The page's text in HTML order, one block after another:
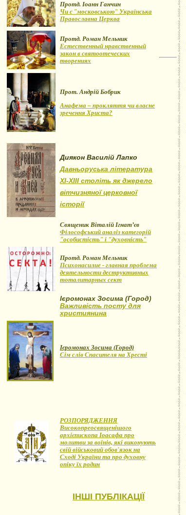
Протд. Іоанн Ганчин
Чи є "московською" Українська
Православна Церква
Протд. Роман Мельник
Естественный нравственный
закон в святоотеческих
творениях
Прот. Андрій Бобрик
Анафема – прокляття чи власне
зречення Христа?
Диякон Василій Лапко
Давньоруська література
XI-XIII століть як джерело
вітчизняної церковної
історії
Священик Віталій Ігнат’єв
Філософський аналіз категорій
"особистість" і "духовність"
Протд. Роман Мельник
Психонасилие - главная проблема
деятельности деструктивных
тоталитарных сект
Ієромонах Зосима (Город)
Важливість посту для
християнина
Ієромонах Зосима (Город)
Сім слів Спасителя на Хресті
РОЗПОРЯДЖЕННЯ
Високопреосвященішого
архієпископа Іоасафа про
молитви за воїнів, які виконують
свій військовий обов'язок на
Сході України та про духовну
опіку їх родин
ІНШІ ПУБЛІКАЦІЇ